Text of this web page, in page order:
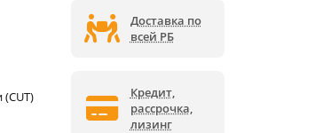
Доставка по
всей РБ
Кредит,
рассрочка,
лизинг